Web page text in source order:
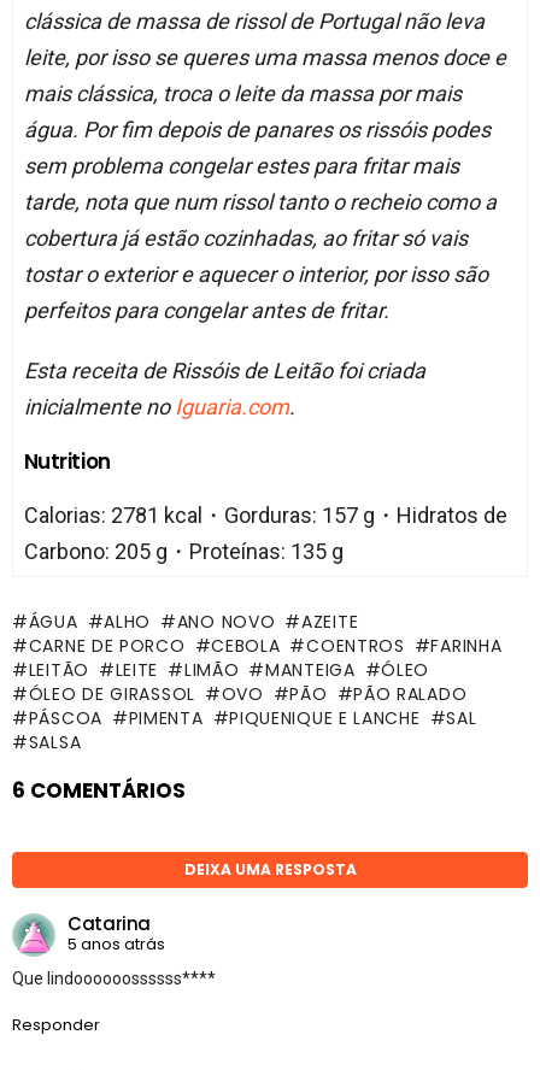
clássica de massa de rissol de Portugal não leva
leite, por isso se queres uma massa menos doce e
mais clássica, troca o leite da massa por mais
água. Por fim depois de panares os rissóis podes
sem problema congelar estes para fritar mais
tarde, nota que num rissol tanto o recheio como a
cobertura já estão cozinhadas, ao fritar só vais
tostar o exterior e aquecer o interior, por isso são
perfeitos para congelar antes de fritar.
Esta receita de Rissóis de Leitão foi criada
inicialmente noIguaria.com.
Nutrition
Calorias: 2781 kcal・Gorduras: 157 g・Hidratos de
Carbono: 205 g・Proteínas: 135 g
ÁGUA ALHO ANO NOVO
AZEITE
CARNE DE PORCO
CEBOLA COENTROS
FARINHA
LEITÃO
LEITE LIMÃO MANTEIGA
ÓLEO
ÓLEO DE GIRASSOL
OVO PÃO
PÃO RALADO
PÁSCOA
PIMENTA PIQUENIQUE E LANCHE
SAL
SALSA
6 COMENTÁRIOS
DEIXA UMA RESPOSTA
Catarina
5 anos atrás
Que lindoooooossssss****
Responder